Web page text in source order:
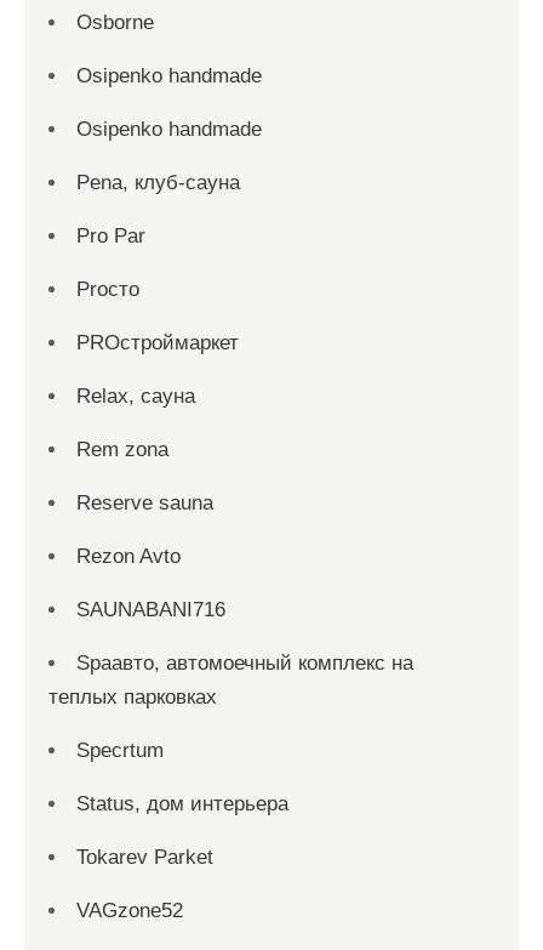
Osborne
Osipenko handmade
Osipenko handmade
Pena, клуб-сауна
Pro Par
Proсто
PROстроймаркет
Relax, сауна
Rem zona
Reserve sauna
Rezon Avto
SAUNABANI716
Spaавто, автомоечный комплекс на
теплых парковках
Specrtum
Status, дом интерьера
Tokarev Parket
VAGzone52